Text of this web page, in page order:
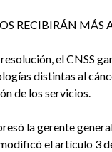
RECIBIRÁN MÁS
el CNSS
distintas al
de los servicios.
la gerente
el artículo 3